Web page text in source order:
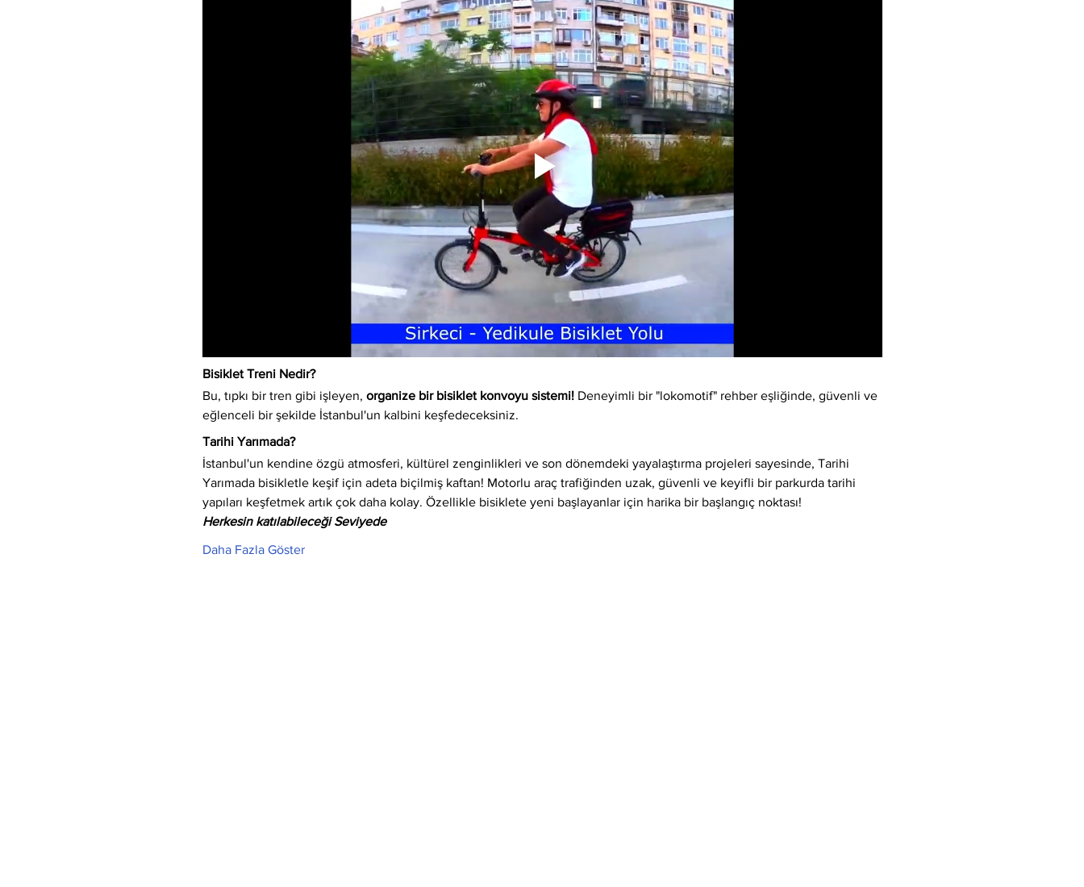
Bisiklet Treni Nedir?
Bu, tıpkı bir tren gibi işleyen, organize bir bisiklet konvoyu sistemi! Deneyimli bir "lokomotif" rehber eşliğinde, güvenli ve
eğlenceli bir şekilde İstanbul'un kalbini keşfedeceksiniz.
Tarihi Yarımada?
İstanbul'un kendine özgü atmosferi, kültürel zenginlikleri ve son dönemdeki yayalaştırma projeleri sayesinde, Tarihi
Yarımada bisikletle keşif için adeta biçilmiş kaftan! Motorlu araç trafiğinden uzak, güvenli ve keyifli bir parkurda tarihi
yapıları keşfetmek artık çok daha kolay. Özellikle bisiklete yeni başlayanlar için harika bir başlangıç noktası!
Herkesin katılabileceği Seviyede
Daha Fazla Göster